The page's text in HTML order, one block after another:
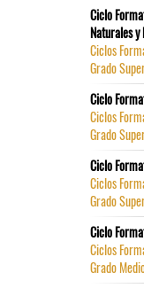
Ciclo
Naturales
Ciclos
Grado
Ciclo
Ciclos
Grado
Ciclo
Ciclos
Grado
Ciclo
Ciclos
Grado